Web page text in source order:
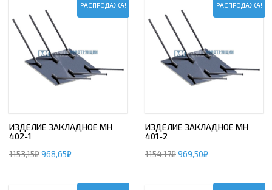
РАСПРОДАЖА!
ИЗДЕЛИЕ ЗАКЛАДНОЕ МН
402-1
1153,15₽968,65₽
РАСПРОДАЖА!
ИЗДЕЛИЕ ЗАКЛАДНОЕ МН
401-2
1154,17₽969,50₽